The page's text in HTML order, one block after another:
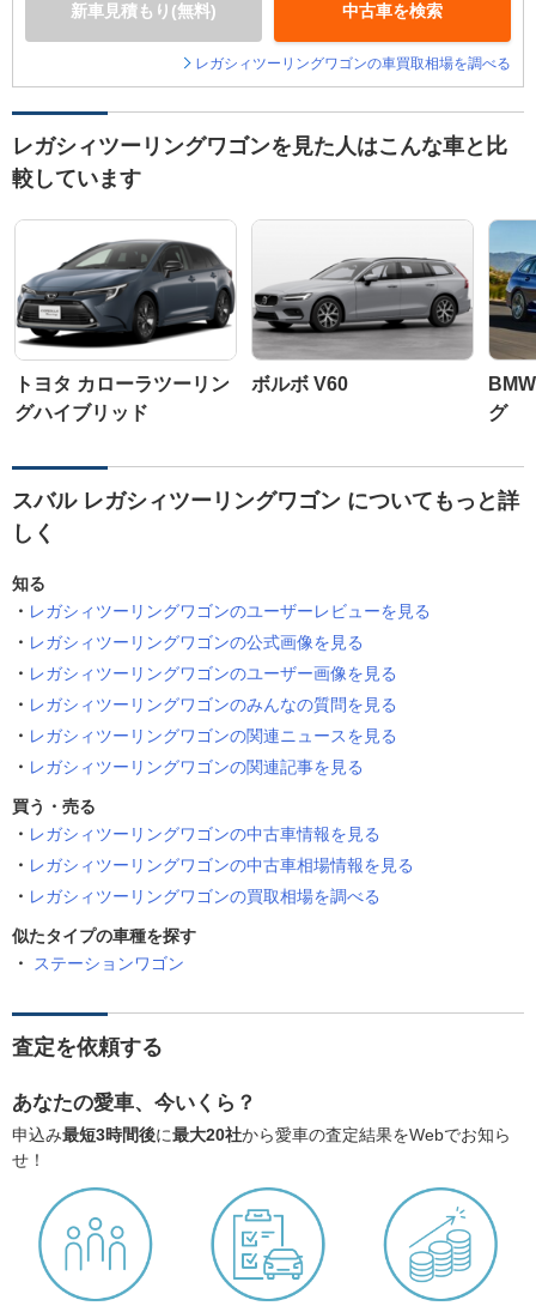
新車見積もり(無料) 中古車を検索
レガシィツーリングワゴンの車買取相場を調べる
レガシィツーリングワゴンを見た人はこんな車と比
較しています
トヨタ カローラツーリン
グハイブリッド
ボルボ V60
グ
スバル レガシィツーリングワゴン についてもっと詳
しく
知る
レガシィツーリングワゴンのユーザーレビューを見る
レガシィツーリングワゴンの公式画像を見る
レガシィツーリングワゴンのユーザー画像を見る
レガシィツーリングワゴンのみんなの質問を見る
レガシィツーリングワゴンの関連ニュースを見る
レガシィツーリングワゴンの関連記事を見る
買う・売る
レガシィツーリングワゴンの中古車情報を見る
レガシィツーリングワゴンの中古車相場情報を見る
レガシィツーリングワゴンの買取相場を調べる
似たタイプの車種を探す
ステーションワゴン
査定を依頼する
あなたの愛車、今いくら？
申込み最短3時間後に最大20社から愛車の査定結果をWebでお知ら
せ！